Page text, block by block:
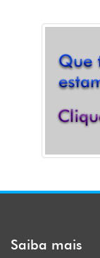
Saiba mais